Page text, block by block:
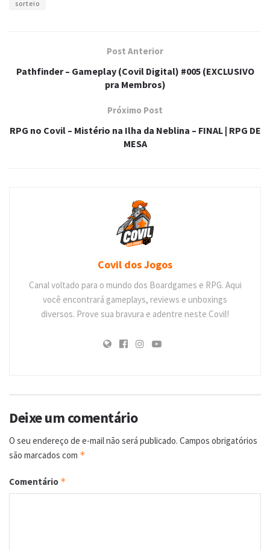
sorteio
Post Anterior
Pathfinder – Gameplay (Covil Digital) #005 (EXCLUSIVO
pra Membros)
Próximo Post
RPG no Covil – Mistério na Ilha da Neblina – FINAL | RPG DE
MESA
Covil dos Jogos
Canal voltado para o mundo dos Boardgames e RPG. Aqui
você encontrará gameplays, reviews e unboxings
diversos. Prove sua bravura e adentre neste Covil!
Deixe um comentário
O seu endereço de e-mail não será publicado. Campos obrigatórios
são marcados com *
Comentário *